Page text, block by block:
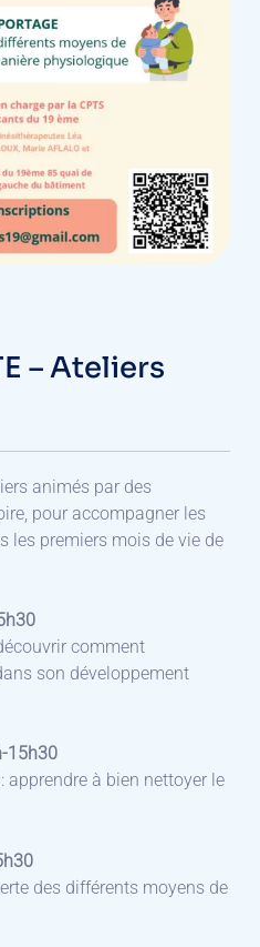
– Ateliers
animés par des
pour accompagner les
les premiers mois de vie de
comment
son développement
15h30
apprendre à bien nettoyer le
des différents moyens de